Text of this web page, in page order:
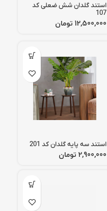
استند گلدان شش ضعلی کد
107
تومان
استند سه پایه گلدان کد 201
تومان